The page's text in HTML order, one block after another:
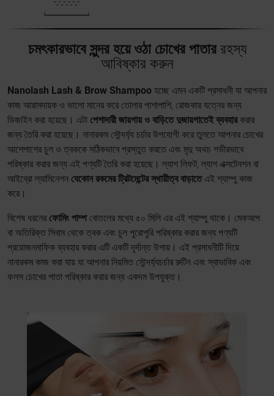
চমৎকারভাবে সুন্দর হয়ে ওঠা চোখের পাতাররহস্য
আবিষ্কার করুন
Nanolash Lash & Brow Shampoo হচ্ছে এমন একটি প্রসাধনী যা আপনার
কাজ আরামদায়ক ও ভালো মানের করে তোলার পাশাপাশি, রোজকার যত্নের জন্য
ডিজাইন করা হয়েছে। এটা পেশাদারী জায়গায় ও বাড়িতে দুজায়গাতেই ব্যবহারকরার
জন্য তৈরি করা হয়েছে। নানারকম সৌন্দর্য্য চর্চার উপযোগী করে তুলতে আপনার চোখের
আশেপাশের চুল ও ত্বককে সঠিকভাবে প্রস্তুত করতে এবং মৃদু অথচ গভীরভাবে
পরিষ্কার করার জন্য এই পণ্যটি তৈরি করা হয়েছে। ল্যাশ লিফট, ল্যাশ এক্সটেনশন বা
আইব্রো ল্যামিনেশন যেকোন রকমের ট্রিটমেন্টের স্থায়ীত্ব বাড়াতেএই শ্যাম্পু কাজ
করে।
বিশেষ ধরনের ফোমিং পাম্পবোতলের মধ্যে ৫০ মিলি এর এই শ্যাম্পু থাকে। মেকআপ
বা অতিরিক্ত সিবাম থেকে ত্বক এবং চুল পুরোপুরি পরিষ্কার করার জন্য পণ্যটি
প্রয়োজনমাফিক ব্যবহার করার এটি একটি দূর্দান্ত উপায়। এই প্রসাধনীটি দিয়ে
নানারকম কাজ করা যায় যা আপনার নিয়মিত সৌন্দর্য্যচর্চার রুটিন এবং স্বাভাবিক এবং
ফলস চোখের পাতা পরিষ্কার করার জন্য একদম উপযুক্ত।